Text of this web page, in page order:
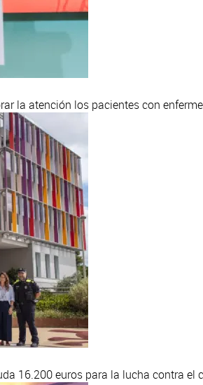
la atención los pacientes con
16.200 euros para la lucha contra el